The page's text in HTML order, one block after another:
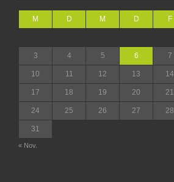
M D M D F
3 4 5 6 7
10 11 12 13 14
17 18 19 20 21
24 25 26 27 28
31
« Nov.